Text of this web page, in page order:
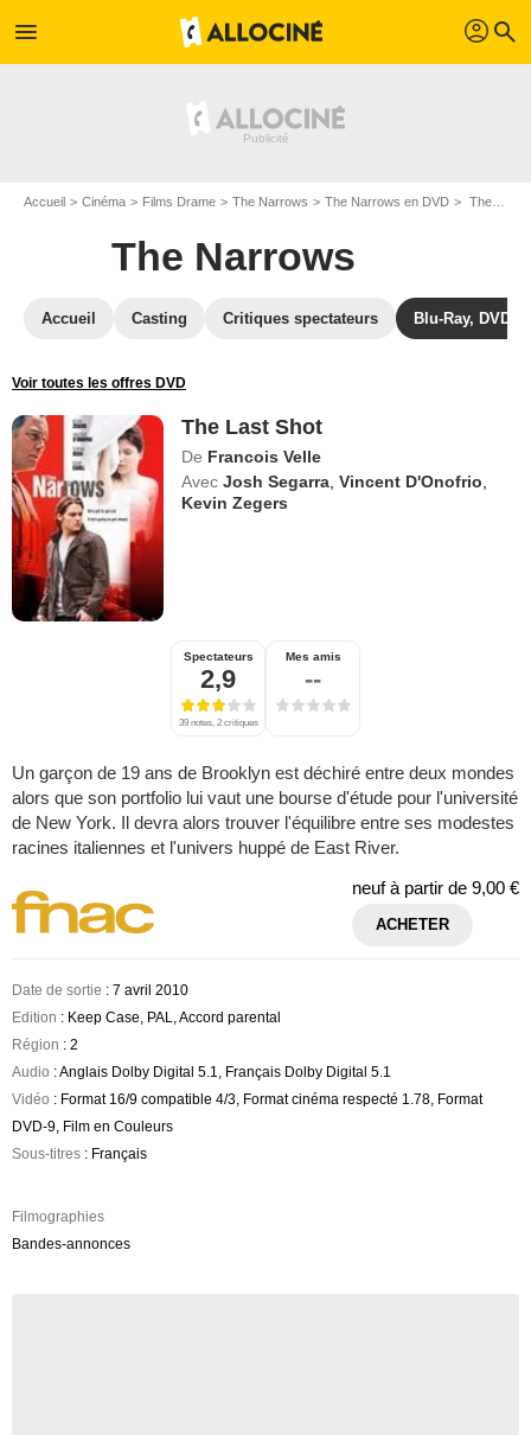
menu profil search
Accueil Cinéma Films Drame The Narrows The Narrows en DVD The Last Shot
The Narrows
Accueil Casting Critiques spectateurs Blu-Ray, DVD
Voir toutes les offres DVD
The Last Shot
De Francois Velle
Avec Josh Segarra ,Vincent D'Onofrio
Kevin Zegers
Spectateurs
2,9
39 notes, 2 critiques
Mes amis
--
Un garçon de 19 ans de Brooklyn est déchiré entre deux mondes
alors que son portfolio lui vaut une bourse d'étude pour l'université
de New York. Il devra alors trouver l'équilibre entre ses modestes
racines italiennes et l'univers huppé de East River.
neuf à partir de 9,00 €
ACHETER
Date de sortie : 7 avril 2010
Edition : Keep Case, PAL, Accord parental
Région : 2
Audio : Anglais Dolby Digital 5.1, Français Dolby Digital 5.1
Vidéo : Format 16/9 compatible 4/3, Format cinéma respecté 1.78, Format
DVD-9, Film en Couleurs
Sous-titres : Français
Filmographies
Bandes-annonces